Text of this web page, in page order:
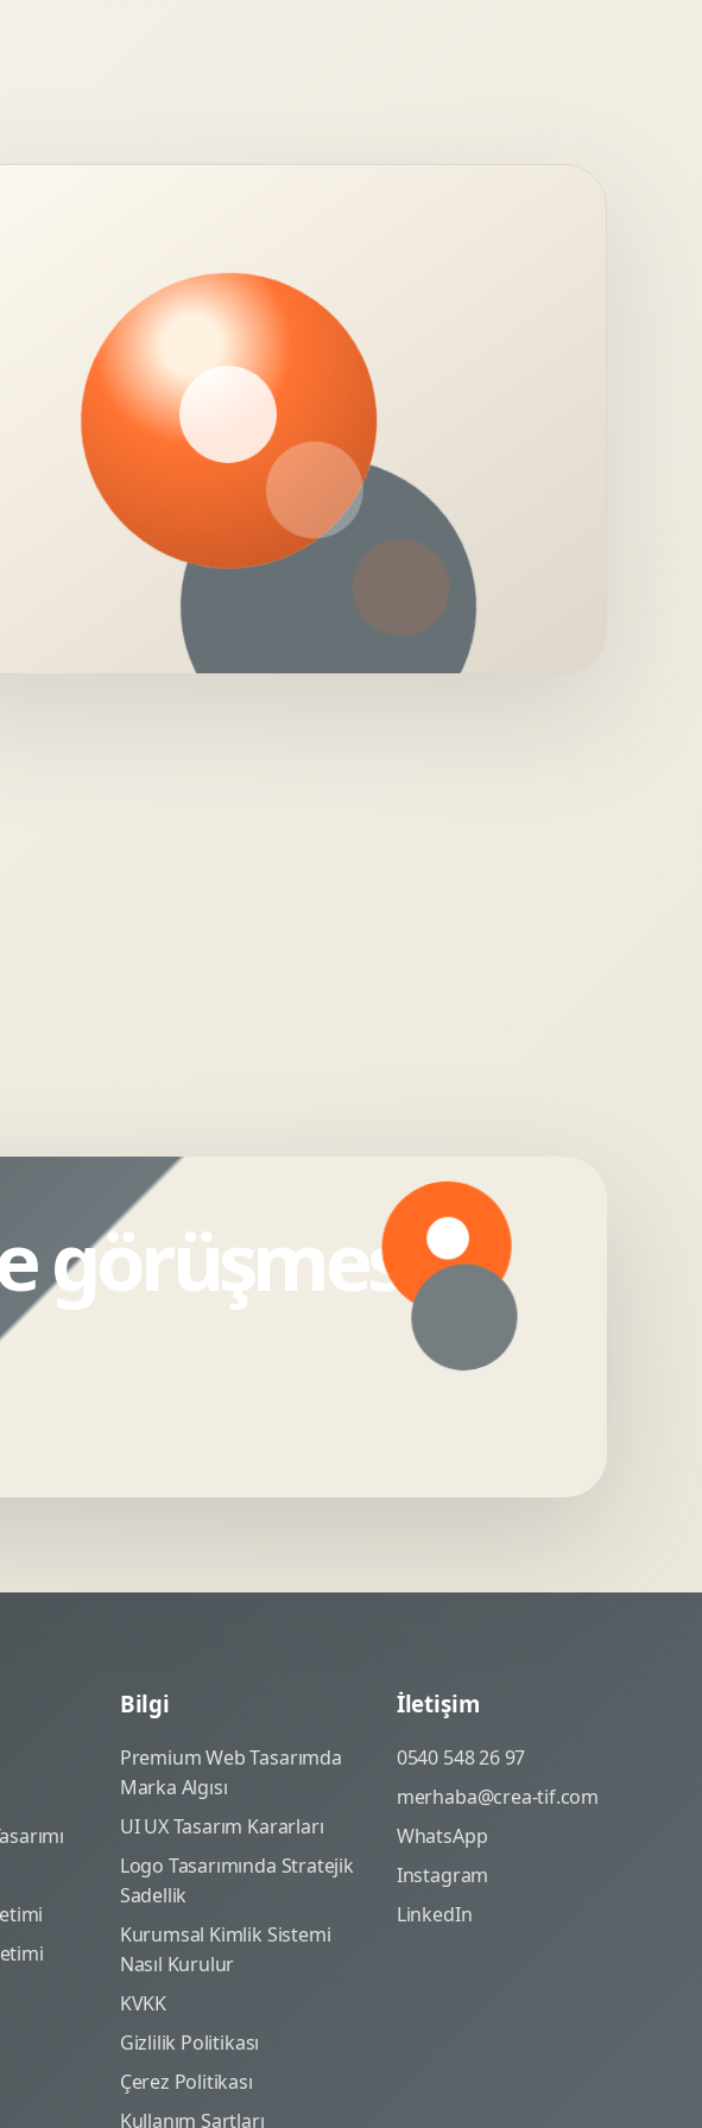
görüşmesi
Bilgi
Premium Web Tasarımda
Marka Algısı
UI UX Tasarım Kararları
Logo Tasarımında Stratejik
Sadellik
Kurumsal Kimlik Sistemi
Nasıl Kurulur
KVKK
Gizlilik Politikası
Çerez Politikası
Kullanım Şartları
İletişim
0540 548 26 97
merhaba@crea-tif.com
WhatsApp
Instagram
LinkedIn